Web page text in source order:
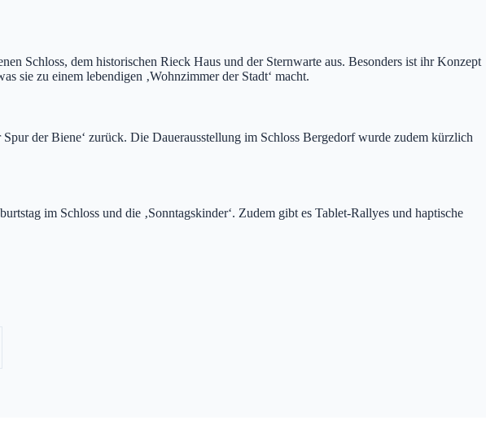
Schloss, dem historischen Rieck Haus und der Sternwarte aus. Besonders ist ihr Konzept
sie zu einem lebendigen ‚Wohnzimmer der Stadt‘ macht.
der Biene‘ zurück. Die Dauerausstellung im Schloss Bergedorf wurde zudem kürzlich
im Schloss und die ‚Sonntagskinder‘. Zudem gibt es Tablet-Rallyes und haptische